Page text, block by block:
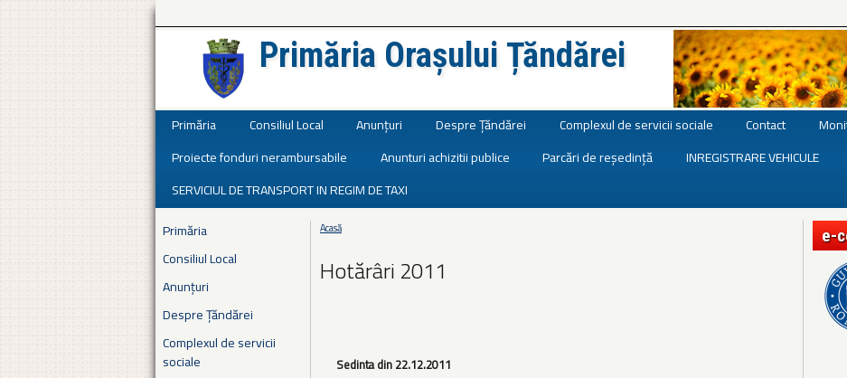
Primăria Orașului Țăndărei
Primăria Consiliul Local Anunțuri Despre Țăndărei Complexul de servicii sociale Contact
Proiecte fonduri nerambursabile
Anunturi achizitii publice Parcări de reședință
INREGISTRARE VEHICULE
SERVICIUL DE TRANSPORT IN REGIM DE TAXI
Primăria
Consiliul Local
Anunțuri
Despre Țăndărei
Complexul de servicii
sociale
Eşti aici
Acasă
Hotărâri 2011
Sedinta din 22.12.2011
e-